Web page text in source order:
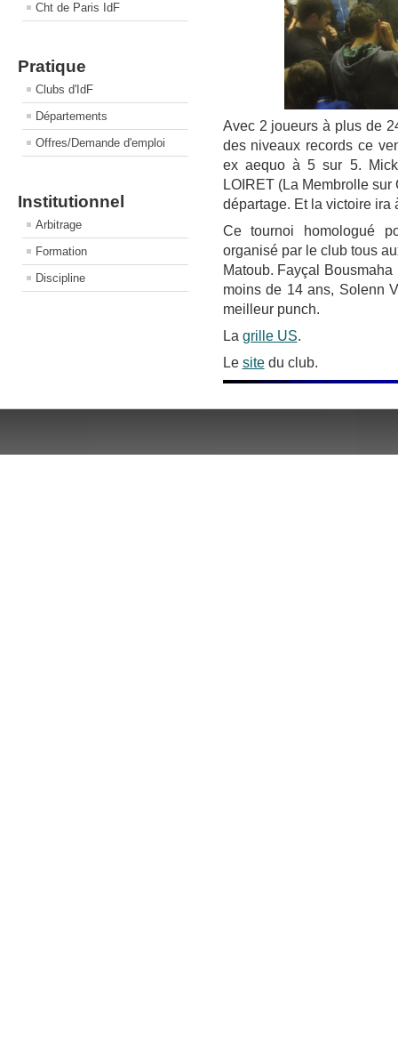
Cht de Paris IdF
Pratique
Clubs d'IdF
Départements
Offres/Demande d'emploi
Institutionnel
Arbitrage
Formation
Discipline
Avec 2 joueurs à plus de
des niveaux records ce
ex aequo à 5 sur 5.
LOIRET (La Membrolle
départage. Et la victoire ira
Ce tournoi homologué
organisé par le club tous
Matoub. Fayçal
moins de 14 ans, Solenn
meilleur punch.
La grille US.
Le sitedu club.